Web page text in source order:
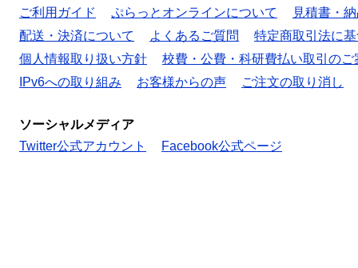
ご利用ガイド ぷらっとオンラインについて
見積書・
配送・決済について
よくあるご質問
特定商取引法に
個人情報取り扱い方針
校費・公費・科研費払い取引のご
IPv6への取り組み
お客様からの声 ご注文の取り消し
ソーシャルメディア
Twitter公式アカウント
Facebook公式ページ